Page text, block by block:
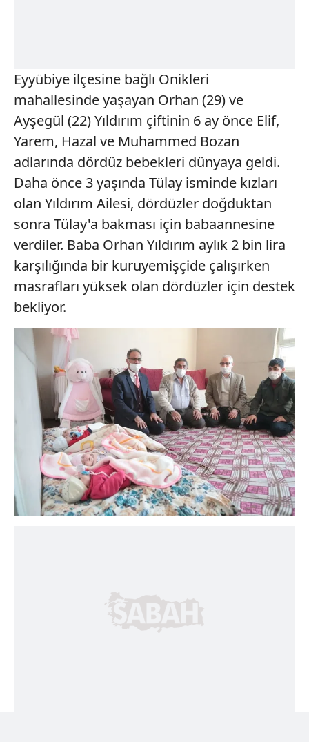
Eyyübiye ilçesine bağlı Onikleri
mahallesinde yaşayan Orhan (29) ve
Ayşegül (22) Yıldırım çiftinin 6 ay önce Elif,
Yarem, Hazal ve Muhammed Bozan
adlarında dördüz bebekleri dünyaya geldi.
Daha önce 3 yaşında Tülay isminde kızları
olan Yıldırım Ailesi, dördüzler doğduktan
sonra Tülay'a bakması için babaannesine
verdiler. Baba Orhan Yıldırım aylık 2 bin lira
karşılığında bir kuruyemişçide çalışırken
masrafları yüksek olan dördüzler için destek
bekliyor.